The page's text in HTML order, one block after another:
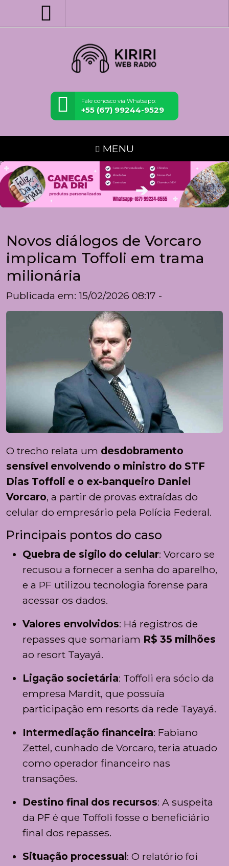
Fale conosco via Whatsapp:
+55 (67) 99244-9529
MENU
Novos diálogos de Vorcaro
implicam Toffoli em trama
milionária
Publicada em: 15/02/2026 08:17 -
O trecho relata um desdobramento
sensível envolvendo o ministro do STF
Dias Toffoli e o ex-banqueiro Daniel
Vorcaro, a partir de provas extraídas do
celular do empresário pela Polícia Federal.
Principais pontos do caso
Quebra de sigilo do celular: Vorcaro se
recusou a fornecer a senha do aparelho,
e a PF utilizou tecnologia forense para
acessar os dados.
Valores envolvidos: Há registros de
repasses que somariam R$ 35 milhões
ao resort Tayayá.
Ligação societária: Toffoli era sócio da
empresa Mardit, que possuía
participação em resorts da rede Tayayá.
Intermediação financeira: Fabiano
Zettel, cunhado de Vorcaro, teria atuado
como operador financeiro nas
transações.
Destino final dos recursos: A suspeita
da PF é que Toffoli fosse o beneficiário
final dos repasses.
Situação processual: O relatório foi